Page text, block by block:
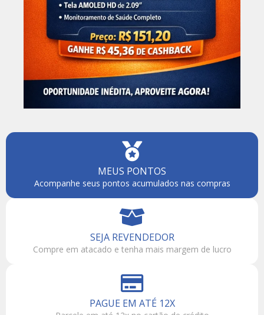
MEUS PONTOS
Acompanhe seus pontos acumulados nas compras
SEJA REVENDEDOR
Compre em atacado e tenha mais margem de lucro
PAGUE EM ATÉ 12X